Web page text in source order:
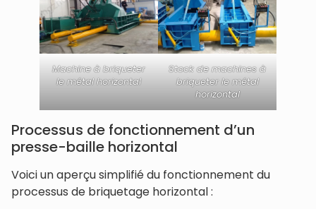
Machine à briqueter
le métal horizontal
Stock de machines à
briqueter le métal
horizontal
Processus de fonctionnement d’un
presse-baille horizontal
Voici un aperçu simplifié du fonctionnement du
processus de briquetage horizontal :